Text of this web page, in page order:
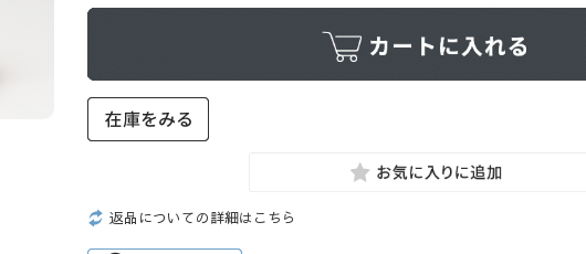
返品についての詳細はこちら